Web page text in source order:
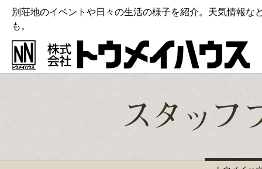
別荘地のイベントや日々の生活の様子を紹介。天気情報な
も。